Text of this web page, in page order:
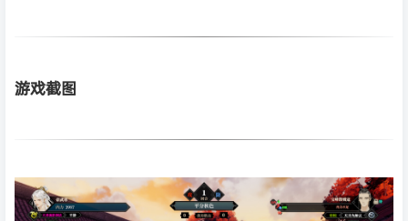
游戏截图